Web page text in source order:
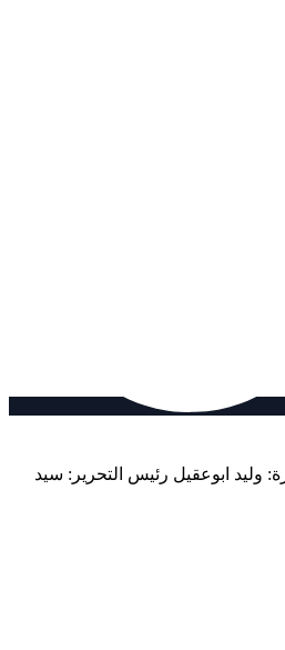
وليد ابوعقيل رئيس التحرير: سيد